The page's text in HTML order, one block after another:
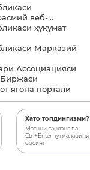
веб-...
ҳукумат
Марказий
Ассоциацияси
ягона портали
Хато топдингизми?
Матнни танланг ва
Ctrl+Enter тугмаларини
босинг